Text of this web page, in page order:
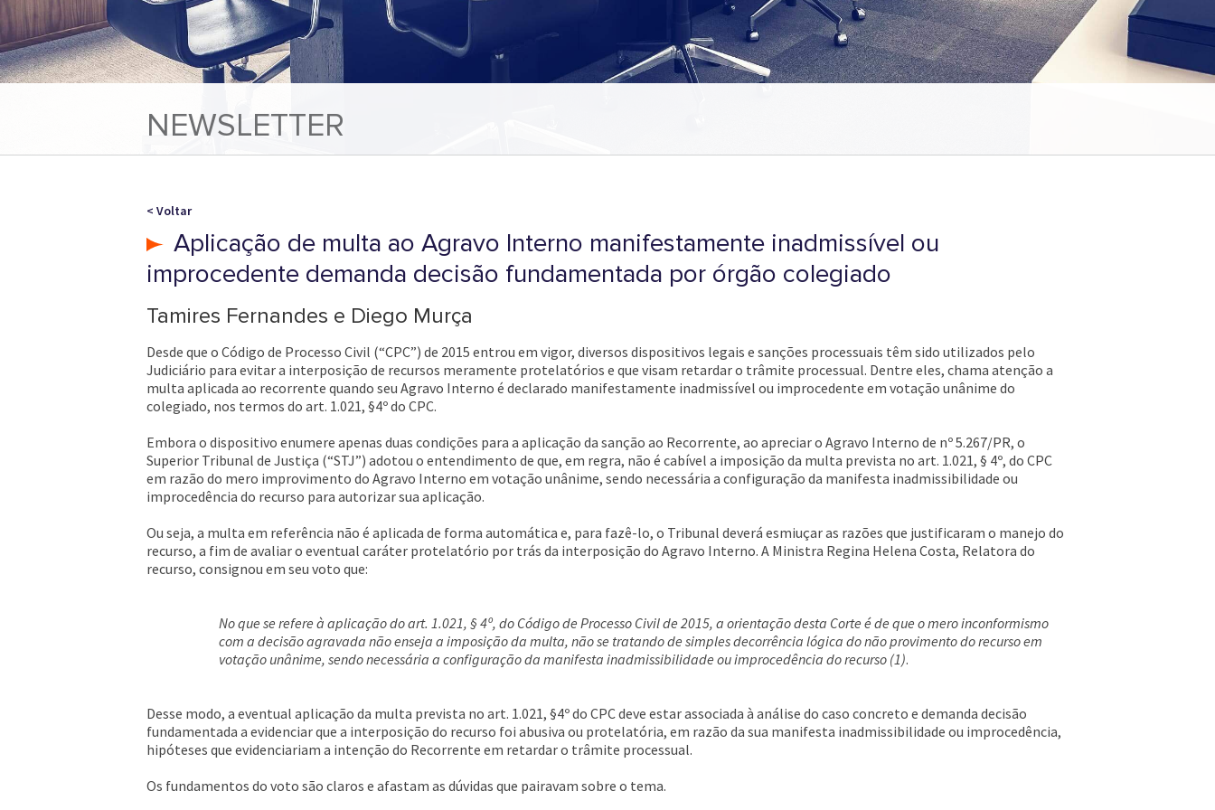
NEWSLETTER
< Voltar
Aplicação de multa ao Agravo Interno manifestamente inadmissível ou
improcedente demanda decisão fundamentada por órgão colegiado
Tamires Fernandes e Diego Murça
Desde que o Código de Processo Civil (“CPC”) de 2015 entrou em vigor, diversos dispositivos legais e sanções processuais têm sido utilizados pelo
Judiciário para evitar a interposição de recursos meramente protelatórios e que visam retardar o trâmite processual. Dentre eles, chama atenção a
multa aplicada ao recorrente quando seu Agravo Interno é declarado manifestamente inadmissível ou improcedente em votação unânime do
colegiado, nos termos do art. 1.021, §4º do CPC.
Embora o dispositivo enumere apenas duas condições para a aplicação da sanção ao Recorrente, ao apreciar o Agravo Interno de nº 5.267/PR, o
Superior Tribunal de Justiça (“STJ”) adotou o entendimento de que, em regra, não é cabível a imposição da multa prevista no art. 1.021, § 4º, do CPC
em razão do mero improvimento do Agravo Interno em votação unânime, sendo necessária a configuração da manifesta inadmissibilidade ou
improcedência do recurso para autorizar sua aplicação.
Ou seja, a multa em referência não é aplicada de forma automática e, para fazê-lo, o Tribunal deverá esmiuçar as razões que justificaram o manejo do
recurso, a fim de avaliar o eventual caráter protelatório por trás da interposição do Agravo Interno. A Ministra Regina Helena Costa, Relatora do
recurso, consignou em seu voto que:
No que se refere à aplicação do art. 1.021, § 4º, do Código de Processo Civil de 2015, a orientação desta Corte é de que o mero inconformismo
com a decisão agravada não enseja a imposição da multa, não se tratando de simples decorrência lógica do não provimento do recurso em
votação unânime, sendo necessária a configuração da manifesta inadmissibilidade ou improcedência do recurso (1).
Desse modo, a eventual aplicação da multa prevista no art. 1.021, §4º do CPC deve estar associada à análise do caso concreto e demanda decisão
fundamentada a evidenciar que a interposição do recurso foi abusiva ou protelatória, em razão da sua manifesta inadmissibilidade ou improcedência,
hipóteses que evidenciariam a intenção do Recorrente em retardar o trâmite processual.
Os fundamentos do voto são claros e afastam as dúvidas que pairavam sobre o tema.